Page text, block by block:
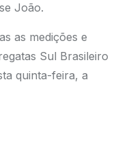
João.
as medições e
Sul Brasileiro
quinta-feira, a